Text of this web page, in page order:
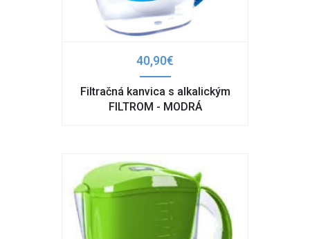
40,90€
Filtračná kanvica s alkalickým
FILTROM - MODRÁ